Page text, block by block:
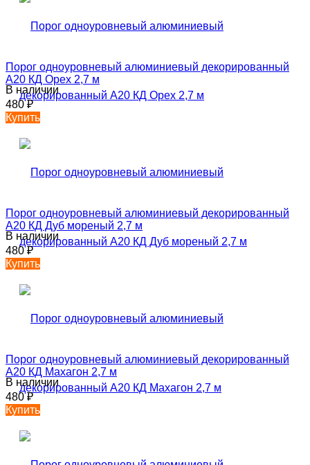
Порог одноуровневый алюминиевый декорированный
А20 КД Орех 2,7 м
В наличии
480₽
Купить
Порог одноуровневый алюминиевый декорированный
А20 КД Дуб мореный 2,7 м
В наличии
480₽
Купить
Порог одноуровневый алюминиевый декорированный
А20 КД Махагон 2,7 м
В наличии
480₽
Купить